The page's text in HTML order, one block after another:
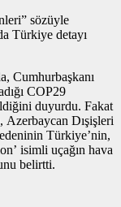
sözüyle
Türkiye detayı
Cumhurbaşkanı
COP29
duyurdu. Fakat
Azerbaycan Dışişleri
Türkiye’nin,
isimli uçağın hava
belirtti.